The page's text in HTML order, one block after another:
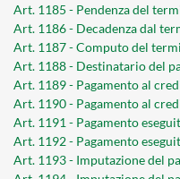
Art. 1185 - Pendenza del
Art. 1186 - Decadenza dal
Art. 1187 - Computo del
Art. 1188 - Destinatario del
Art. 1189 - Pagamento al
Art. 1190 - Pagamento al
Art. 1191 - Pagamento
Art. 1192 - Pagamento
Art. 1193 - Imputazione del